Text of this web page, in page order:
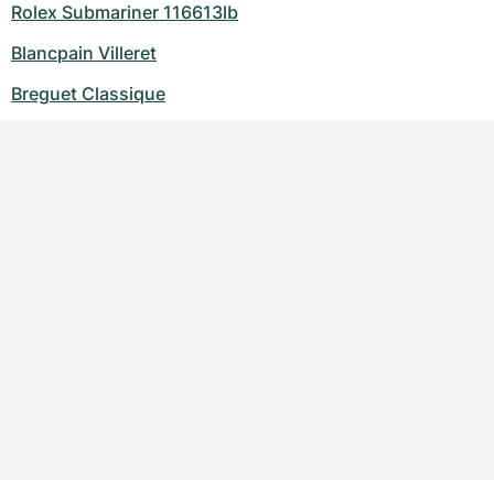
Rolex Submariner 116613lb
Blancpain Villeret
Breguet Classique